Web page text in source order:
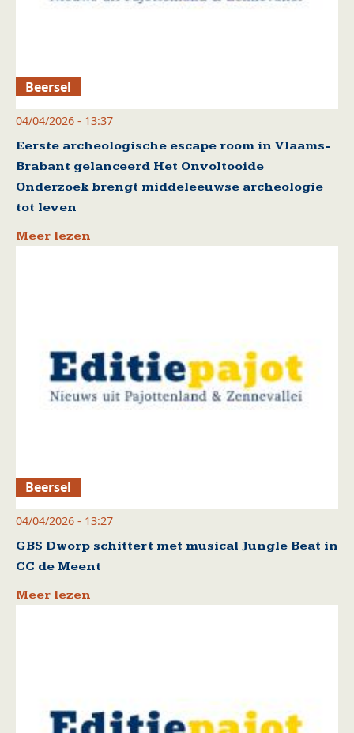
Beersel
04/04/2026 - 13:37
Eerste archeologische escape room in Vlaams-
Brabant gelanceerd Het Onvoltooide
Onderzoek brengt middeleeuwse archeologie
tot leven
Meer lezen
Beersel
04/04/2026 - 13:27
GBS Dworp schittert met musical Jungle Beat in
CC de Meent
Meer lezen